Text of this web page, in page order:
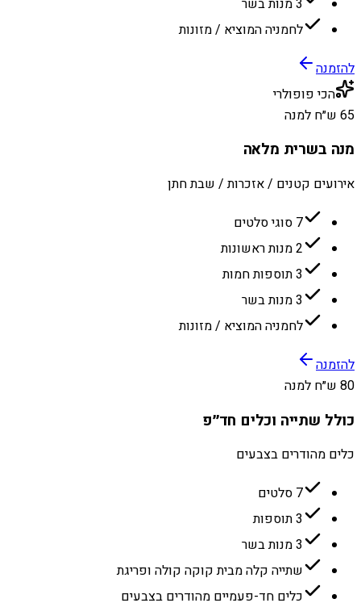
לחמניה המוציא / מזונות
להזמנה
הכי פופולרי
65 ש״ח למנה
מנה בשרית מלאה
אירועים קטנים / אזכרות / שבת חתן
7 סוגי סלטים
2 מנות ראשונות
3 תוספות חמות
3 מנות בשר
לחמניה המוציא / מזונות
להזמנה
80 ש״ח למנה
כולל שתייה וכלים חד״פ
כלים מהודרים בצבעים
7 סלטים
3 תוספות
3 מנות בשר
שתייה קלה מבית קוקה קולה ופריגת
כלים חד-פעמיים מהודרים בצבעים